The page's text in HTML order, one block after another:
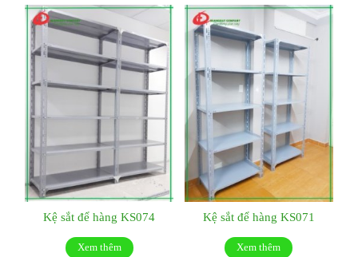
Kệ sắt để hàng KS074
Xem thêm
Kệ sắt để hàng KS071
Xem thêm